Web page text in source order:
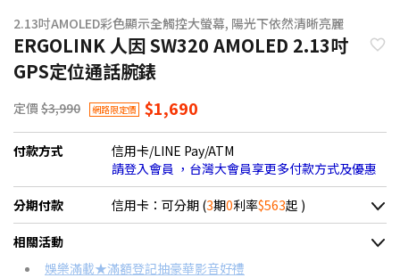
2.13吋AMOLED彩色顯示全觸控大螢幕, 陽光下依然清晰亮麗
ERGOLINK 人因 SW320 AMOLED 2.13吋
GPS定位通話腕錶
定價 $3,990 網路限定價 $1,690
付款方式
信用卡/LINE Pay/ATM
請登入會員 ，台灣大會員享更多付款方式及優惠
分期付款 信用卡：可分期 (3期0利率$563起 )
＊實際可分期數、適用利率，請以購物車顯示為主
信用卡分期
相關活動
娛樂滿載★滿額登記抽豪華影音好禮